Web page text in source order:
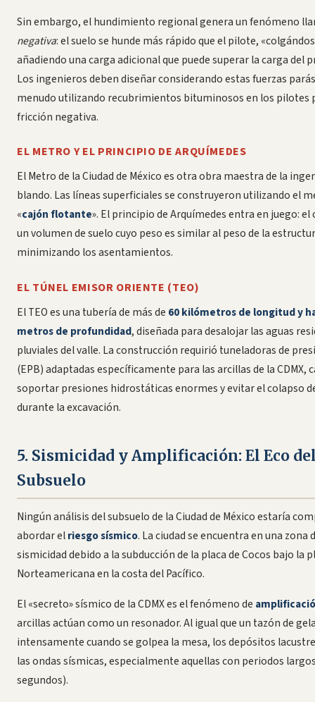
Sin embargo, el hundimiento regional genera un fenómeno
negativa: el suelo se hunde más rápido que el pilote,
añadiendo una carga adicional que puede superar la carga del
Los ingenieros deben diseñar considerando estas fuerzas
menudo utilizando recubrimientos bituminosos en los pilotes
fricción negativa.
EL METRO Y EL PRINCIPIO DE ARQUÍMEDES
El Metro de la Ciudad de México es otra obra maestra de la
blando. Las líneas superficiales se construyeron utilizando el
«cajón flotante». El principio de Arquímedes entra en juego: el
un volumen de suelo cuyo peso es similar al peso de la
minimizando los asentamientos.
EL TÚNEL EMISOR ORIENTE (TEO)
El TEO es una tubería de más de 60 kilómetros de longitud y
metros de profundidad, diseñada para desalojar las aguas
pluviales del valle. La construcción requirió tuneladoras de
(EPB) adaptadas específicamente para las arcillas de la CDMX,
soportar presiones hidrostáticas enormes y evitar el colapso
durante la excavación.
5. Sismicidad y Amplificación: El Eco
Subsuelo
Ningún análisis del subsuelo de la Ciudad de México estaría
abordar elriesgo sísmico. La ciudad se encuentra en una zona
sismicidad debido a la subducción de la placa de Cocos bajo la
Norteamericana en la costa del Pacífico.
El «secreto» sísmico de la CDMX es el fenómeno de
arcillas actúan como un resonador. Al igual que un tazón de
intensamente cuando se golpea la mesa, los depósitos
las ondas sísmicas, especialmente aquellas con periodos
segundos).